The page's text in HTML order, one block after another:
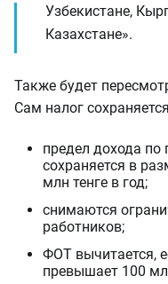
Узбекистане,
Казахстане».
Также будет
Сам налог
предел дохода
сохраняется в
млн тенге в год;
снимаются
работников;
ФОТ вычитается,
превышает 100